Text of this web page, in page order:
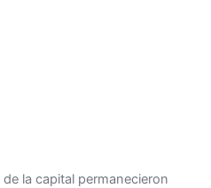
de la capital permanecieron